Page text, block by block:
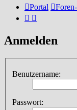
Portal
Anmelden
Benutzername:
Passwort: